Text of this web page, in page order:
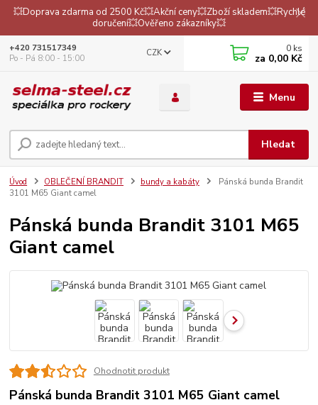
💥Doprava zdarma od 2500 Kč💥Akční ceny💥Zboží skladem💥Rychlé
doručení💥Ověřeno zákazníky💥
Menu
CZK
Hledat
+420 731517349
Po - Pá 8:00 - 15:00
0 ks
za 0,00 Kč
Úvod OBLEČENÍ BRANDIT bundy a kabáty
Pánská bunda Brandit
3101 M65 Giant camel
Pánská bunda Brandit 3101 M65
Giant camel
Ohodnotit produkt
Pánská bunda Brandit 3101 M65 Giant camel